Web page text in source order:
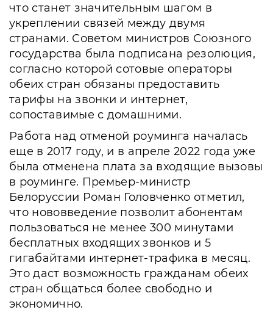
что станет значительным шагом в
укреплении связей между двумя
странами. Советом министров Союзного
государства была подписана резолюция,
согласно которой сотовые операторы
обеих стран обязаны предоставить
тарифы на звонки и интернет,
сопоставимые с домашними.
Работа над отменой роуминга началась
еще в 2017 году, и в апреле 2022 года уже
была отменена плата за входящие вызовы
в роуминге. Премьер-министр
Белоруссии Роман Головченко отметил,
что нововведение позволит абонентам
пользоваться не менее 300 минутами
бесплатных входящих звонков и 5
гигабайтами интернет-трафика в месяц.
Это даст возможность гражданам обеих
стран общаться более свободно и
экономично.